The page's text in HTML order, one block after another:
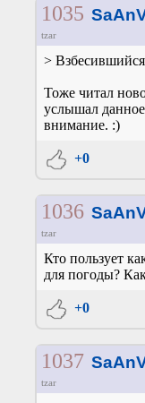
1035
tzar
>
Тоже читал
услышал
внимание. :)
+0
1036
tzar
Кто пользует
для погоды?
+0
1037
tzar